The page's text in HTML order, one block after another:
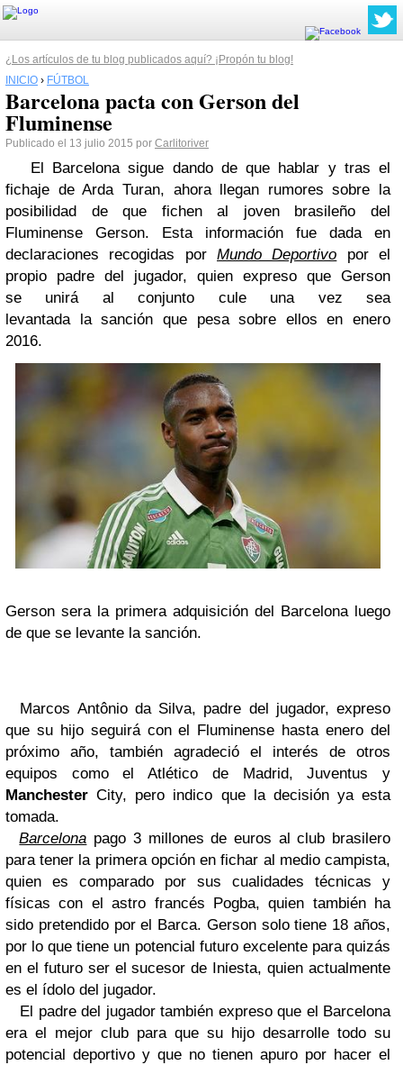
¿Los artículos de tu blog publicados aquí? ¡Propón tu blog!
INICIO › FÚTBOL
Barcelona pacta con Gerson del
Fluminense
Publicado el 13 julio 2015 por Carlitoriver
El Barcelona sigue dando de que hablar y tras el
fichaje de Arda Turan, ahora llegan rumores sobre la
posibilidad de que fichen al joven brasileño del
Fluminense Gerson. Esta información fue dada en
declaraciones recogidas por Mundo Deportivo por el
propio padre del jugador, quien expreso que Gerson
se unirá al conjunto cule una vez sea
levantada la sanción que pesa sobre ellos en enero
2016.
Gerson sera la primera adquisición del Barcelona luego
de que se levante la sanción.
Marcos Antônio da Silva, padre del jugador, expreso
que su hijo seguirá con el Fluminense hasta enero del
próximo año, también agradeció el interés de otros
equipos como el Atlético de Madrid, Juventus y
Manchester City, pero indico que la decisión ya esta
tomada.
Barcelona pago 3 millones de euros al club brasilero
para tener la primera opción en fichar al medio campista,
quien es comparado por sus cualidades técnicas y
físicas con el astro francés Pogba, quien también ha
sido pretendido por el Barca. Gerson solo tiene 18 años,
por lo que tiene un potencial futuro excelente para quizás
en el futuro ser el sucesor de Iniesta, quien actualmente
es el ídolo del jugador.
El padre del jugador también expreso que el Barcelona
era el mejor club para que su hijo desarrolle todo su
potencial deportivo y que no tienen apuro por hacer el